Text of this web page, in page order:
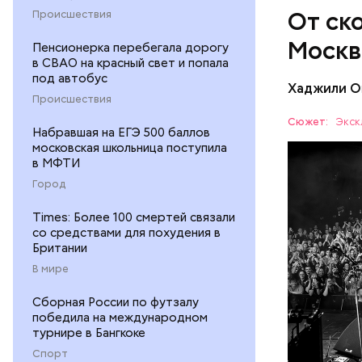
Происшествия
Пенсионерка перебегала дорогу
в СВАО на красный свет и попала
под автобус
Происшествия
Набравшая на ЕГЭ 500 баллов
московская школьница поступила
в МФТИ
Город
Times: Более 100 смертей связали
со средствами для похудения в
Британии
В мире
Сборная России по футзалу
победила на международном
турнире в Бангкоке
Спорт
От
Хаджили
Сюжет:
сочетало
цирковые
МОСКВА